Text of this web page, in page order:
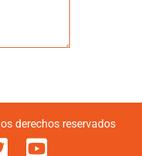
derechos reservados